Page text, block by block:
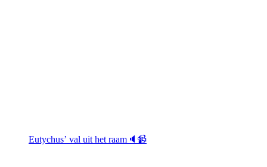
Eutychus’ val uit het raam🔈📹